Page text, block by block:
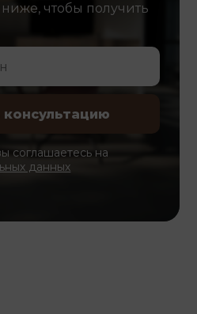
чтобы получить
соглашаетесь на
данных